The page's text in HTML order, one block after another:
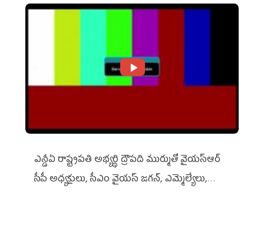
ఎన్డీఏ రాష్ట్ర‌ప‌తి అభ్య‌ర్థి ద్రౌప‌ది ముర్ముతో వైయ‌స్ఆర్
సీపీ అధ్య‌క్షులు, సీఎం వైయ‌స్ జ‌గ‌న్, ఎమ్మెల్యేలు,